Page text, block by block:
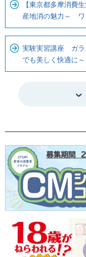
【東京都多摩消費
産地消の魅力～ ワ
実験実習講座 ガラ
でも美しく快適に～